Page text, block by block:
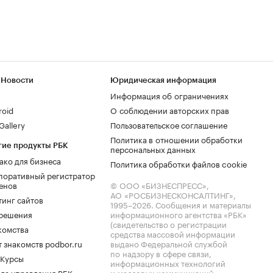
продукты РБК
для бизнеса
регистратор
сайтов
знакомств podbor.ru
Юридическая информация
Информация об ограничениях
О соблюдении авторских прав
Пользовательское соглашение
Политика в отношении обработки
персональных данных
Политика обработки файлов cookie
© ООО «БИЗНЕСПРЕСС»,
АО «РОСБИЗНЕСКОНСАЛТИНГ»,
1995–2026. Сообщения и материалы
информационного агентства «РБК»
(свидетельство о регистрации
средства массовой информации
выдано Федеральной службой
по надзору в сфере связи,
информационных технологий